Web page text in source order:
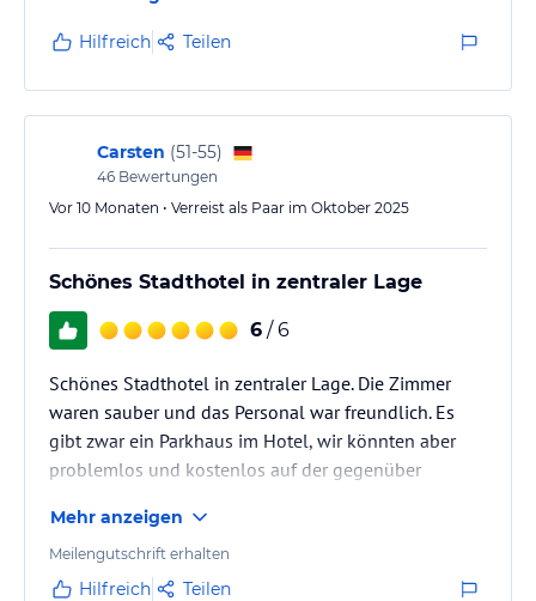
Hilfreich Teilen
Carsten (51-55)
46 Bewertungen
Vor 10 Monaten • Verreist als Paar im Oktober 2025
Schönes Stadthotel in zentraler Lage
6 / 6
Schönes Stadthotel in zentraler Lage. Die Zimmer
waren sauber und das Personal war freundlich. Es
gibt zwar ein Parkhaus im Hotel, wir könnten aber
problemlos und kostenlos auf der gegenüber
Mehr anzeigen
Meilengutschrift erhalten
Hilfreich Teilen